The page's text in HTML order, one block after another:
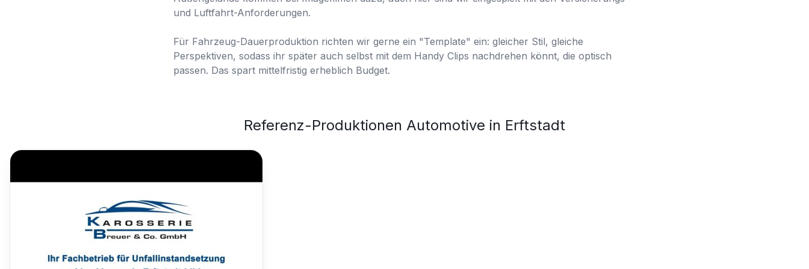
und Luftfahrt-Anforderungen.
Für Fahrzeug-Dauerproduktion richten wir gerne ein "Template" ein: gleicher Stil, gleiche
Perspektiven, sodass ihr später auch selbst mit dem Handy Clips nachdrehen könnt, die optisch
passen. Das spart mittelfristig erheblich Budget.
Referenz-Produktionen Automotive in Erftstadt